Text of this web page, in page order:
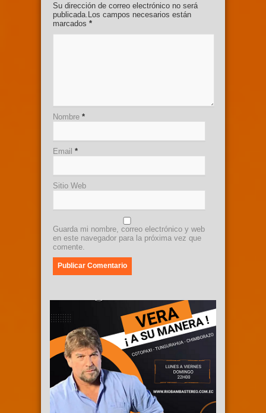
Su dirección de correo electrónico no será
publicada.Los campos necesarios están
marcados *
Nombre *
Email *
Sitio Web
Guarda mi nombre, correo electrónico y web
en este navegador para la próxima vez que
comente.